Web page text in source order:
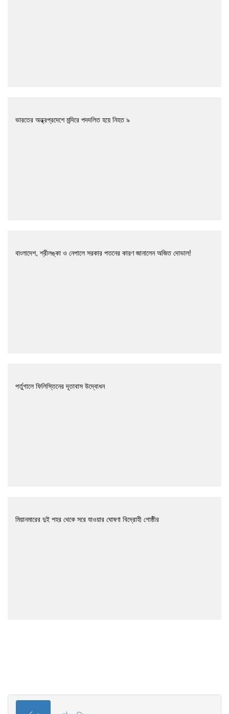
ভারতের অন্ধ্রপ্রদেশে মন্দিরে পদদলিত হয়ে নিহত ৯
বাংলাদেশ, শ্রীলঙ্কা ও নেপালে সরকার পতনের কারণ জানালেন অজিত দোভাল!
পর্তুগালে ফিলিস্তিনের দূতাবাস উদ্বোধন
মিয়ানমারের দুই শহর থেকে সরে যাওয়ার ঘোষণা বিদ্রোহী গোষ্ঠীর